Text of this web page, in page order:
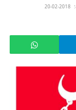
2018-02-20